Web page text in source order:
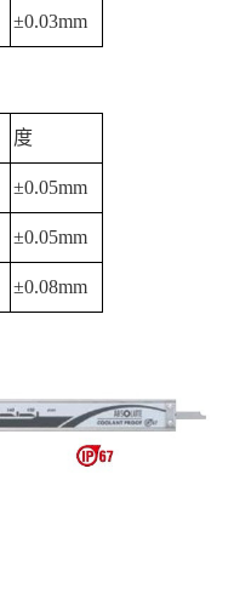
±0.03mm
度
±0.05mm
±0.05mm
±0.08mm